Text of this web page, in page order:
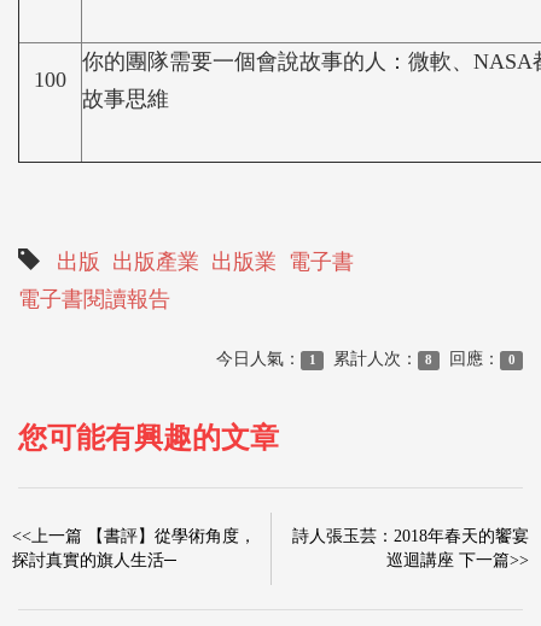
100
你的團隊需要一個會說故事的人：微軟、NASA
故事思維
出版 出版產業 出版業 電子書
電子書閱讀報告
今日人氣： 1 累計人次： 8 回應： 0
您可能有興趣的文章
<<上一篇 【書評】從學術角度，
探討真實的旗人生活─
詩人張玉芸：2018年春天的饗宴
巡迴講座 下一篇>>